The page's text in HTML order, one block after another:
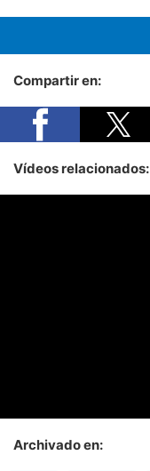
Compartir en:
Vídeos relacionados:
Archivado en: